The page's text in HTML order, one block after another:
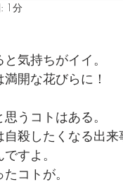
っておきたいコト
食べんじーの美味
ったドキュメンタリー
1分
気持ちがイイ。
開な花びらに！
うコトはある。
殺したくなる出
すよ。
コトが。